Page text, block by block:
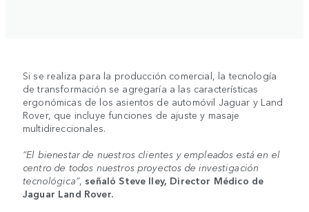
Si se realiza para la producción comercial, la tecnología
de transformación se agregaría a las características
ergonómicas de los asientos de automóvil Jaguar y Land
Rover, que incluye funciones de ajuste y masaje
multidireccionales.
“El bienestar de nuestros clientes y empleados está en el
centro de todos nuestros proyectos de investigación
tecnológica”, señaló Steve Iley, Director Médico de
Jaguar Land Rover.